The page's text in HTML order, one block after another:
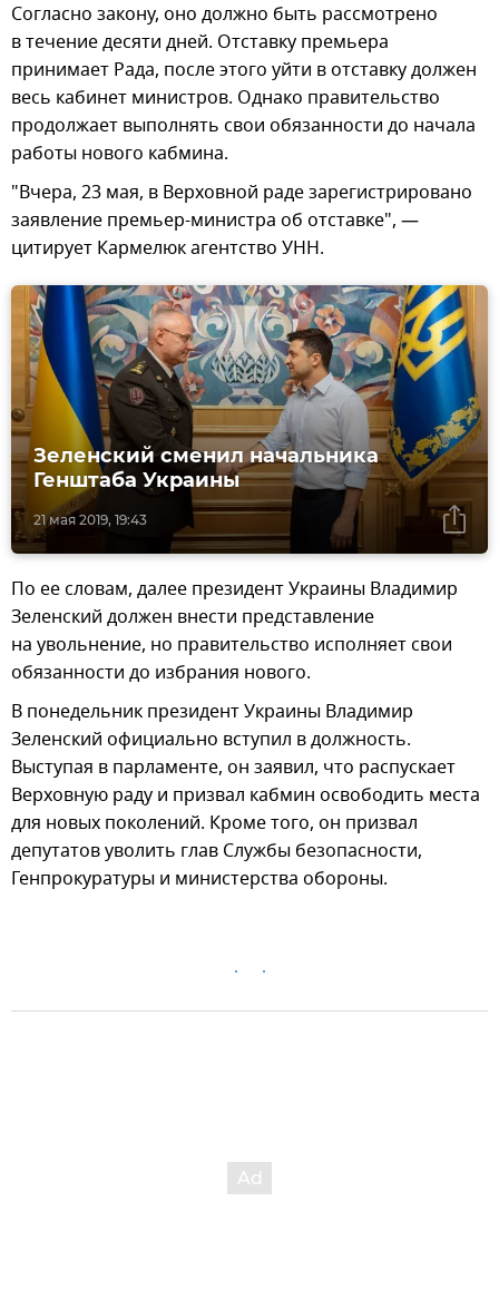
Согласно закону, оно должно быть рассмотрено
в течение десяти дней. Отставку премьера
принимает Рада, после этого уйти в отставку должен
весь кабинет министров. Однако правительство
продолжает выполнять свои обязанности до начала
работы нового кабмина.
"Вчера, 23 мая, в Верховной раде зарегистрировано
заявление премьер-министра об отставке", —
цитирует Кармелюк агентство УНН.
21 мая 2019, 19:43
Зеленский сменил начальника
Генштаба Украины
По ее словам, далее президент Украины Владимир
Зеленский должен внести представление
на увольнение, но правительство исполняет свои
обязанности до избрания нового.
В понедельник президент Украины Владимир
Зеленский официально вступил в должность.
Выступая в парламенте, он заявил, что распускает
Верховную раду и призвал кабмин освободить места
для новых поколений. Кроме того, он призвал
депутатов уволить глав Службы безопасности,
Генпрокуратуры и министерства обороны.